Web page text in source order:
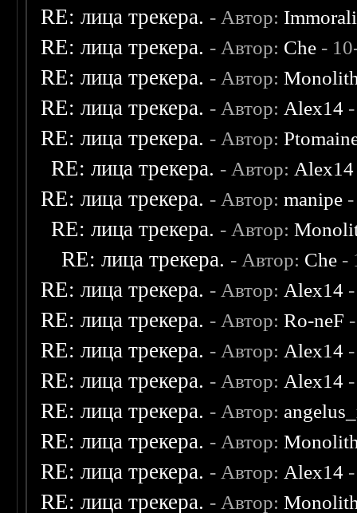
RE: лица трекера. - Автор:
RE: лица трекера. - Автор: Che -
RE: лица трекера. - Автор:
RE: лица трекера. - Автор: Alex14
RE: лица трекера. - Автор:
RE: лица трекера. - Автор: Alex14
RE: лица трекера. - Автор:manipe
RE: лица трекера. - Автор:
RE: лица трекера. - Автор: Che -
RE: лица трекера. - Автор: Alex14
RE: лица трекера. - Автор:Ro-neF
RE: лица трекера. - Автор: Alex14
RE: лица трекера. - Автор: Alex14
RE: лица трекера. - Автор:
RE: лица трекера. - Автор:
RE: лица трекера. - Автор: Alex14
RE: лица трекера. - Автор: